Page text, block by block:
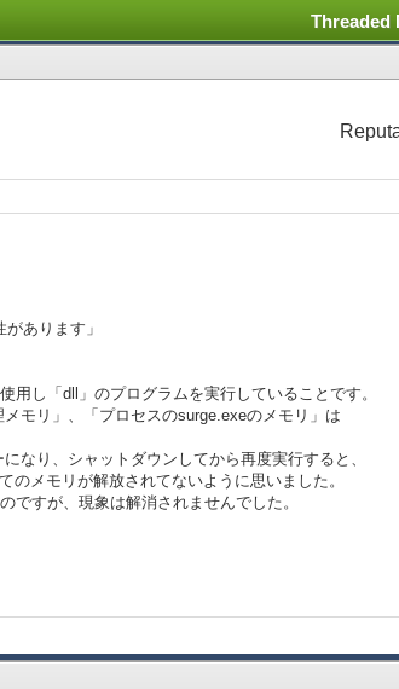
Threaded
あります」
し「dll」のプログラムを実行していることです。
モリ」、「プロセスのsurge.exeのメモリ」は
なり、シャットダウンしてから再度実行すると、
メモリが解放されてないように思いました。
ですが、現象は解消されませんでした。